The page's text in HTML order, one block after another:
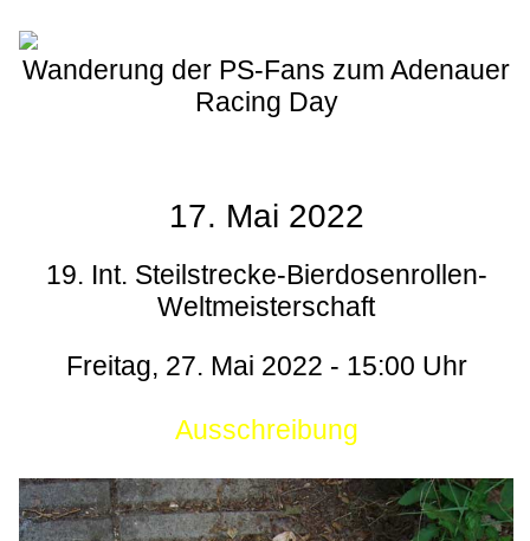
Wanderung der PS-Fans zum Adenauer
Racing Day
17. Mai 2022
19. Int. Steilstrecke-Bierdosenrollen-
Weltmeisterschaft
Freitag, 27. Mai 2022 - 15:00 Uhr
Ausschreibung